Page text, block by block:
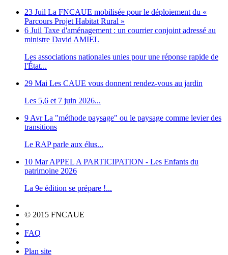
23 Juil La FNCAUE mobilisée pour le déploiement du «
Parcours Projet Habitat Rural »
6 Juil Taxe d'aménagement : un courrier conjoint adressé au
ministre David AMIEL
Les associations nationales unies pour une réponse rapide de
l'État...
29 Mai Les CAUE vous donnent rendez-vous au jardin
Les 5,6 et 7 juin 2026...
9 Avr La "méthode paysage" ou le paysage comme levier des
transitions
Le RAP parle aux élus...
10 Mar APPEL A PARTICIPATION - Les Enfants du
patrimoine 2026
La 9e édition se prépare !...
© 2015 FNCAUE
FAQ
Plan site